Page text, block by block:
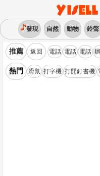
發現 自然 動物 鈴聲
推薦 返回 電話 電話 電話
熱門 滑鼠 打字機 打開釘書機